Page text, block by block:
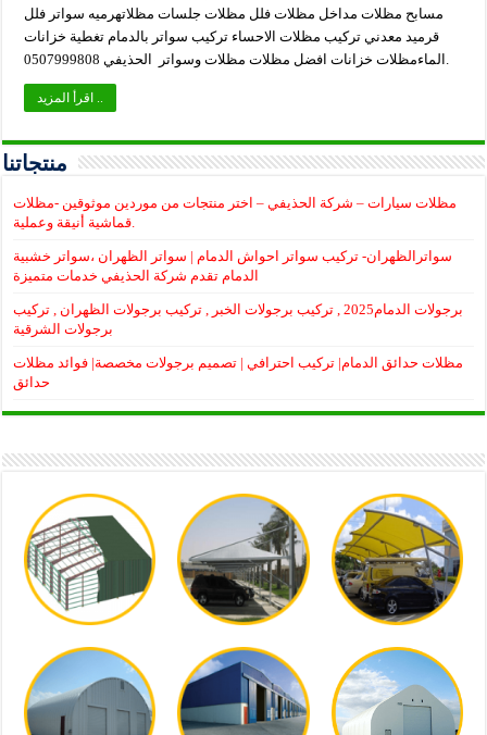
مسابح مظلات مداخل مظلات فلل مظلات جلسات مظلاتهرميه سواتر فلل
قرميد معدني تركيب مظلات الاحساء تركيب سواتر بالدمام تغطية خزانات
منتجاتنا
مظلات سيارات – شركة الحذيفي – اختر منتجات من موردين موثوقين -مظلات
سواترالظهران- تركيب سواتر احواش الدمام | سواتر الظهران ،سواتر خشبية
الدمام تقدم شركة الحذيفي خدمات متميزة
برجولات الدمام2025 , تركيب برجولات الخبر , تركيب برجولات الظهران , تركيب
برجولات الشرقية
مظلات حدائق الدمام| تركيب احترافي | تصميم برجولات مخصصة| فوائد مظلات
حدائق